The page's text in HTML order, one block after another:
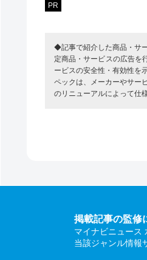
PR
◆記事で紹介した商品・サ
定商品・サービスの広告を
ービスの安全性・有効性を
ペックは、メーカーやサー
のリニューアルによって仕
掲載記事の監修
マイナビニュース
当該ジャンル情報